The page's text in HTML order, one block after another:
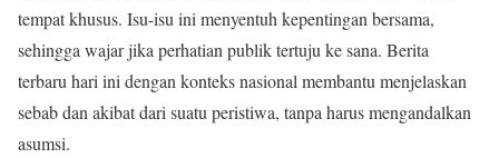
tempat khusus. Isu-isu ini menyentuh kepentingan bersama,
sehingga wajar jika perhatian publik tertuju ke sana. Berita
terbaru hari ini dengan konteks nasional membantu menjelaskan
sebab dan akibat dari suatu peristiwa, tanpa harus mengandalkan
asumsi.